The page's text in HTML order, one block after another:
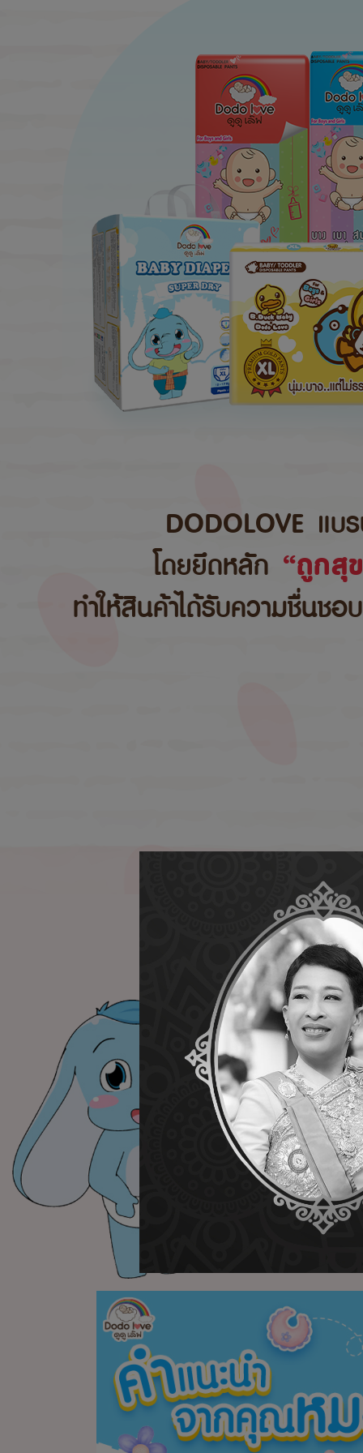
DODOLOVE แบ
โดยยึดหลัก “ถูกสุ
ทำให้สินค้าได้รับความชื่นช